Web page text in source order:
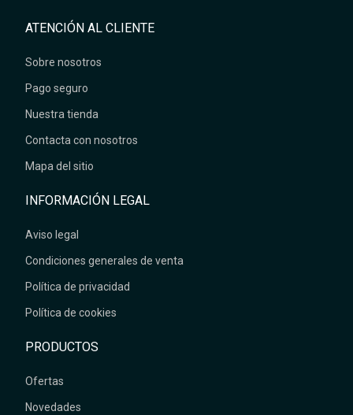
ATENCIÓN AL CLIENTE
Sobre nosotros
Pago seguro
Nuestra tienda
Contacta con nosotros
Mapa del sitio
INFORMACIÓN LEGAL
Aviso legal
Condiciones generales de venta
Política de privacidad
Política de cookies
PRODUCTOS
Ofertas
Novedades